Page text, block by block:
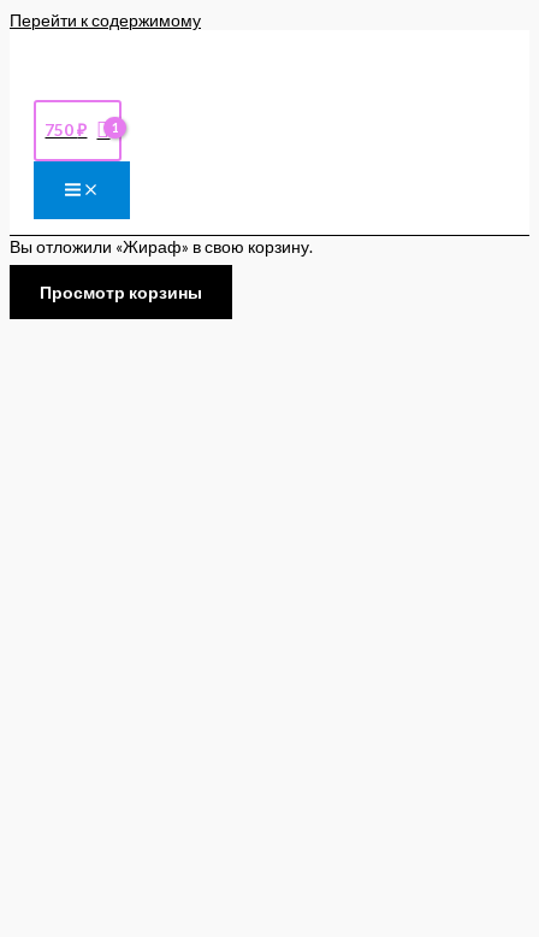
Перейти к содержимому
750₽
Вы отложили «Жираф» в свою корзину.
Просмотр корзины